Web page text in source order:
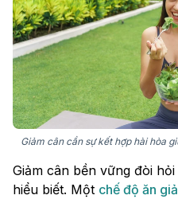
Giảm cân cần sự kết hợp hài hòa
Giảm cân bền vững đòi
hiểu biết. Một chế độ ăn